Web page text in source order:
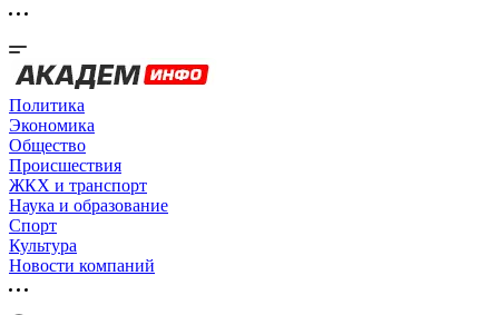
Политика
Экономика
Общество
Происшествия
ЖКХ и транспорт
Наука и образование
Спорт
Культура
Новости компаний